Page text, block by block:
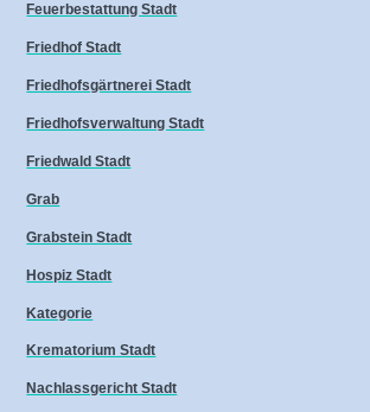
Feuerbestattung Stadt
Friedhof Stadt
Friedhofsgärtnerei Stadt
Friedhofsverwaltung Stadt
Friedwald Stadt
Grab
Grabstein Stadt
Hospiz Stadt
Kategorie
Krematorium Stadt
Nachlassgericht Stadt